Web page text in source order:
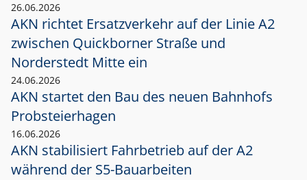
26.06.2026
AKN richtet Ersatzverkehr auf der Linie A2
zwischen Quickborner Straße und
Norderstedt Mitte ein
24.06.2026
AKN startet den Bau des neuen Bahnhofs
Probsteierhagen
16.06.2026
AKN stabilisiert Fahrbetrieb auf der A2
während der S5-Bauarbeiten